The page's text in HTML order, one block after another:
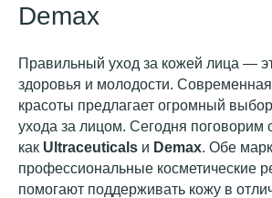
Demax
Правильный уход за кожей лица —
здоровья и молодости.
красоты предлагает огромный
ухода за лицом. Сегодня поговорим
как Ultraceuticals и Demax. Обе
профессиональные косметические
помогают поддерживать кожу в